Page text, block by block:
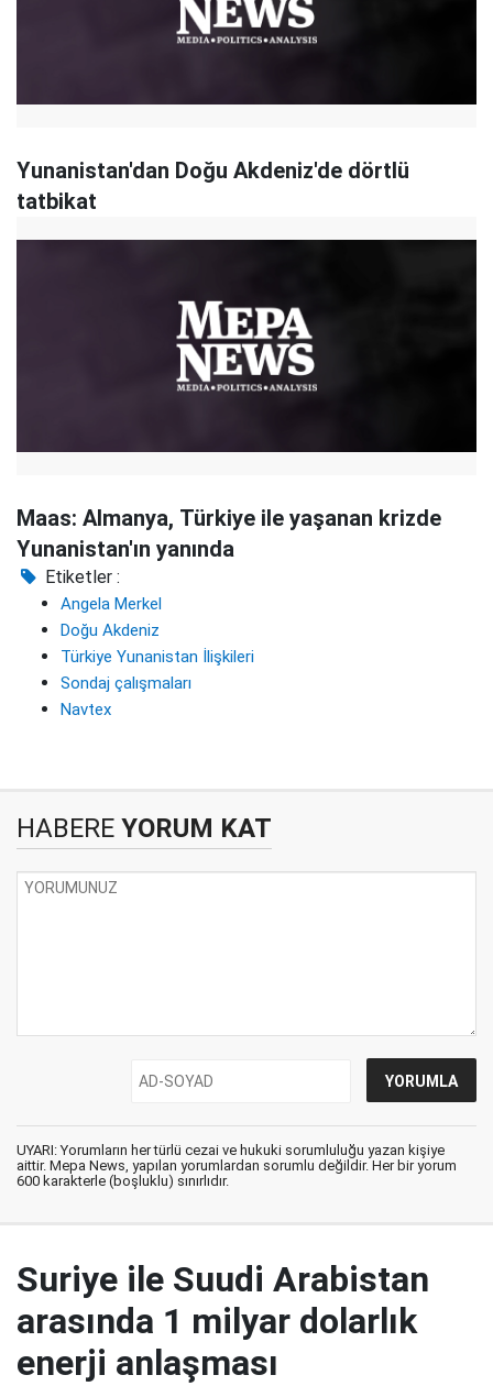
Yunanistan'dan Doğu Akdeniz'de dörtlü
tatbikat
Maas: Almanya, Türkiye ile yaşanan krizde
Yunanistan'ın yanında
Etiketler :
Angela Merkel
Doğu Akdeniz
Türkiye Yunanistan İlişkileri
Sondaj çalışmaları
Navtex
HABERE YORUM KAT
UYARI: Yorumların her türlü cezai ve hukuki sorumluluğu yazan kişiye
aittir. Mepa News, yapılan yorumlardan sorumlu değildir. Her bir yorum
600 karakterle (boşluklu) sınırlıdır.
Suriye ile Suudi Arabistan
arasında 1 milyar dolarlık
enerji anlaşması